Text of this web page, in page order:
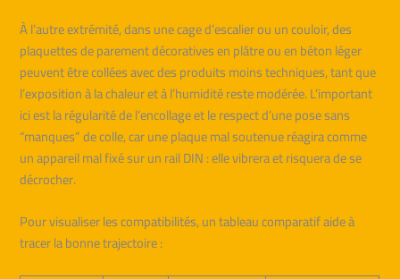
À l’autre extrémité, dans une cage d’escalier ou un couloir, des
plaquettes de parement décoratives en plâtre ou en béton léger
peuvent être collées avec des produits moins techniques, tant que
l’exposition à la chaleur et à l’humidité reste modérée. L’important
ici est la régularité de l’encollage et le respect d’une pose sans
“manques” de colle, car une plaque mal soutenue réagira comme
un appareil mal fixé sur un rail DIN : elle vibrera et risquera de se
décrocher.
Pour visualiser les compatibilités, un tableau comparatif aide à
tracer la bonne trajectoire :